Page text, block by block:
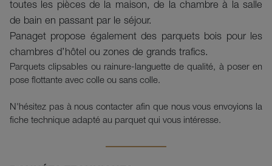
toutes les pièces de la maison, de la chambre à la salle
de bain en passant par le séjour.
Panaget propose également des parquets bois pour les
chambres d’hôtel ou zones de grands trafics.
Parquets clipsables ou rainure-languette de qualité, à poser en
pose flottante avec colle ou sans colle.
N'hésitez pas à nous contacter afin que nous vous envoyions la
fiche technique adapté au parquet qui vous intéresse.